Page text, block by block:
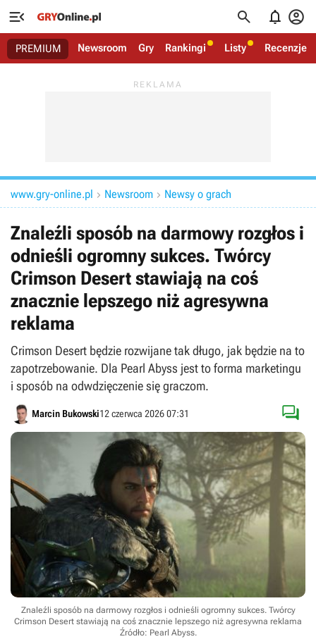
   
PREMIUM Newsroom Gry Rankingi Listy Recenzje
www.gry-online.pl  Newsroom  Newsy o grach
Znaleźli sposób na darmowy rozgłos i
odnieśli ogromny sukces. Twórcy
Crimson Desert stawiają na coś
znacznie lepszego niż agresywna
reklama
Crimson Desert będzie rozwijane tak długo, jak będzie na to
zapotrzebowanie. Dla Pearl Abyss jest to forma marketingu
i sposób na odwdzięczenie się graczom.
Marcin Bukowski12 czerwca 2026 07:31 
Znaleźli sposób na darmowy rozgłos i odnieśli ogromny sukces. Twórcy
Crimson Desert stawiają na coś znacznie lepszego niż agresywna reklama
Źródło: Pearl Abyss.